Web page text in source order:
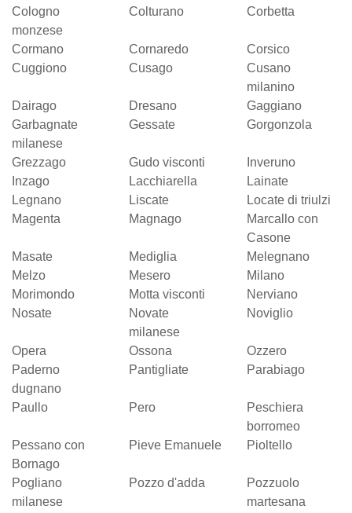
Cologno
monzese
Colturano Corbetta
Cormano Cornaredo
Corsico
Cuggiono
Cusago
Cusano
milanino
Dairago
Dresano
Gaggiano
Garbagnate
milanese
Gessate Gorgonzola
Grezzago Gudo visconti
Inveruno
Inzago
Lacchiarella
Lainate
Legnano
Liscate
Locate di triulzi
Magenta
Magnago
Marcallo con
Casone
Masate
Mediglia
Melegnano
Melzo
Mesero
Milano
Morimondo
Motta visconti
Nerviano
Nosate
Novate
milanese
Noviglio
Opera Ossona
Ozzero
Paderno
dugnano
Pantigliate Parabiago
Paullo Pero
Peschiera
borromeo
Pessano con
Bornago
Pieve Emanuele Pioltello
Pogliano
milanese
Pozzo d'adda
Pozzuolo
martesana